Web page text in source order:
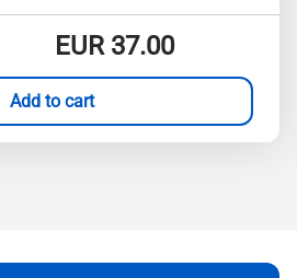
EUR37.00
Add to cart